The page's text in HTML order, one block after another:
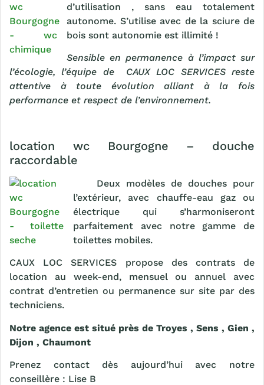
d’utilisation , sans eau totalement
autonome. S’utilise avec de la sciure de
bois sont autonomie est illimité !
Sensible en permanence à l’impact sur
l’écologie, l’équipe de CAUX LOC SERVICES reste
attentive à toute évolution alliant à la fois
performance et respect de l’environnement.
location wc Bourgogne – douche
raccordable
Deux modèles de douches pour
l’extérieur, avec chauffe-eau gaz ou
électrique qui s’harmoniseront
parfaitement avec notre gamme de
toilettes mobiles.
CAUX LOC SERVICES propose des contrats de
location au week-end, mensuel ou annuel avec
contrat d’entretien ou permanence sur site par des
techniciens.
Notre agence est situé près de Troyes , Sens , Gien ,
Dijon , Chaumont
Prenez contact dès aujourd’hui avec notre
conseillère : Lise B